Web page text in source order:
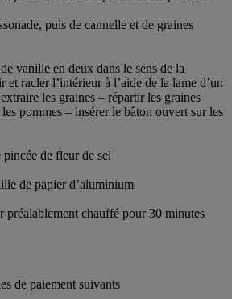
puis de cannelle et de graines
vanille en deux dans le sens de la
et racler l’intérieur à l’aide de la lame d’un
les graines – répartir les graines
pommes – insérer le bâton ouvert sur les
pincée de fleur de sel
de papier d’aluminium
préalablement chauffé pour 30 minutes
de paiement suivants